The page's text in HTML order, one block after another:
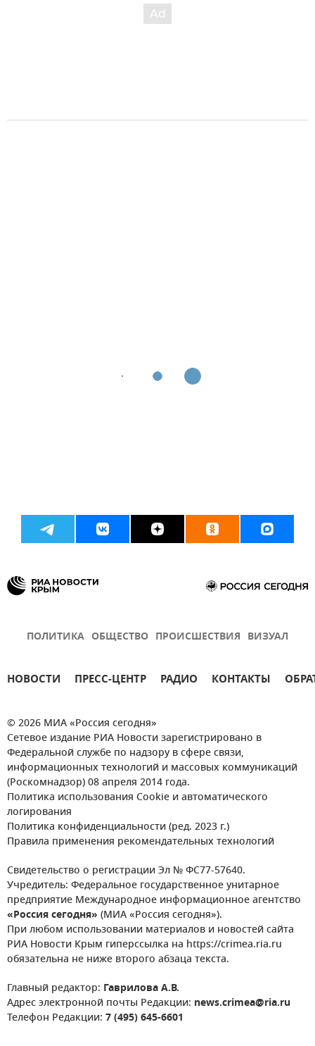
ПОЛИТИКА ОБЩЕСТВО ПРОИСШЕСТВИЯ ВИЗУАЛ
НОВОСТИ ПРЕСС-ЦЕНТР РАДИО КОНТАКТЫ
© 2026 МИА «Россия сегодня»
Сетевое издание РИА Новости зарегистрировано в
Федеральной службе по надзору в сфере связи,
информационных технологий и массовых коммуникаций
(Роскомнадзор) 08 апреля 2014 года.
Политика использования Cookie и автоматического
логирования
Политика конфиденциальности (ред. 2023 г.)
Правила применения рекомендательных технологий
Свидетельство о регистрации Эл № ФС77-57640.
Учредитель: Федеральное государственное унитарное
предприятие Международное информационное агентство
«Россия сегодня» (МИА «Россия сегодня»).
При любом использовании материалов и новостей сайта
РИА Новости Крым гиперссылка на https://crimea.ria.ru
обязательна не ниже второго абзаца текста.
Главный редактор: Гаврилова А.В.
Адрес электронной почты Редакции: news.crimea@ria.ru
Телефон Редакции: 7 (495) 645-6601